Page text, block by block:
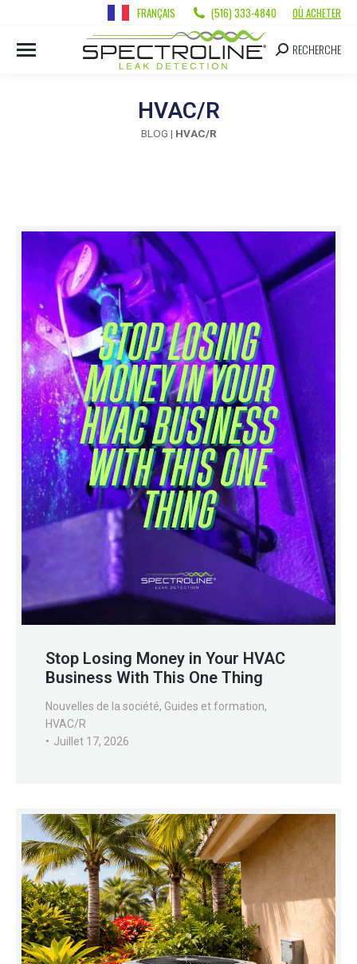
FRANÇAIS (516) 333-4840 OÙ ACHETER
RECHERCHE
HVAC/R
BLOG | HVAC/R
Stop Losing Money in Your HVAC
Business With This One Thing
Nouvelles de la société, Guides et formation,
HVAC/R
Juillet 17, 2026